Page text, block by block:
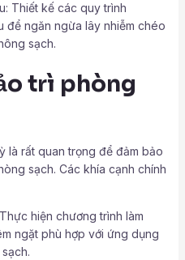
Thiết kế các quy trình
để ngăn ngừa lây nhiễm chéo
sạch.
trì phòng
là rất quan trọng để đảm bảo
sạch. Các khía cạnh chính
hiện chương trình làm
ngặt phù hợp với ứng dụng